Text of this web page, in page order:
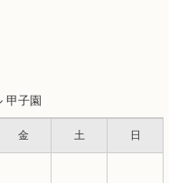
甲子園
金 土 日